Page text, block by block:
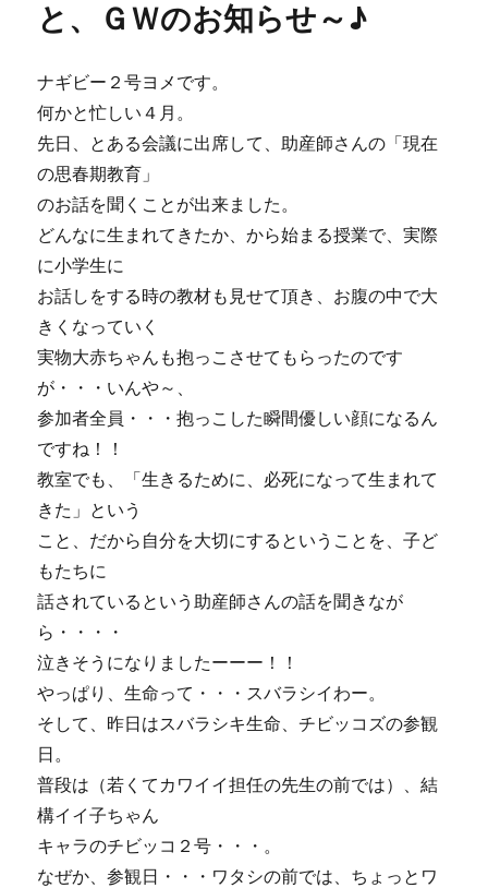
め
ッ
ュ
や
っ
し
た
に
と、ＧＷのお知らせ～♪
ナギビー２号ヨメです。
何かと忙しい４月。
先日、とある会議に出席して、助産師さんの「現在
の思春期教育」
のお話を聞くことが出来ました。
どんなに生まれてきたか、から始まる授業で、実際
に小学生に
お話しをする時の教材も見せて頂き、お腹の中で大
きくなっていく
実物大赤ちゃんも抱っこさせてもらったのです
が・・・いんや～、
参加者全員・・・抱っこした瞬間優しい顔になるん
ですね！！
教室でも、「生きるために、必死になって生まれて
きた」という
こと、だから自分を大切にするということを、子ど
もたちに
話されているという助産師さんの話を聞きなが
ら・・・・
泣きそうになりましたーーー！！
やっぱり、生命って・・・スバラシイわー。
そして、昨日はスバラシキ生命、チビッコズの参観
日。
普段は（若くてカワイイ担任の先生の前では）、結
構イイ子ちゃん
キャラのチビッコ２号・・・。
なぜか、参観日・・・ワタシの前では、ちょっとワ